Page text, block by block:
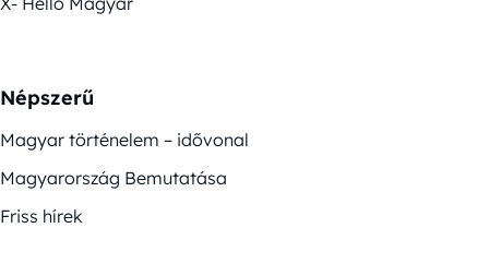
Népszerű
Magyar történelem – idővonal
Magyarország Bemutatása
Friss hírek